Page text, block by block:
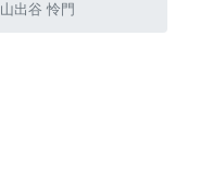
山出谷 怜門